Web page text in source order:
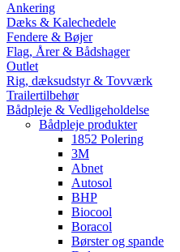
Ankering
Dæks & Kalechedele
Fendere & Bøjer
Flag, Årer & Bådshager
Outlet
Rig, dæksudstyr & Tovværk
Trailertilbehør
Bådpleje & Vedligeholdelse
Bådpleje produkter
1852 Polering
3M
Abnet
Autosol
BHP
Biocool
Boracol
Børster og spande